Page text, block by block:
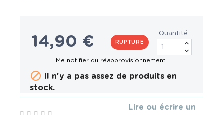
14,90 € RUPTURE
Quantité
 Il n'y a pas assez de produits en
stock.
Lire ou écrire un